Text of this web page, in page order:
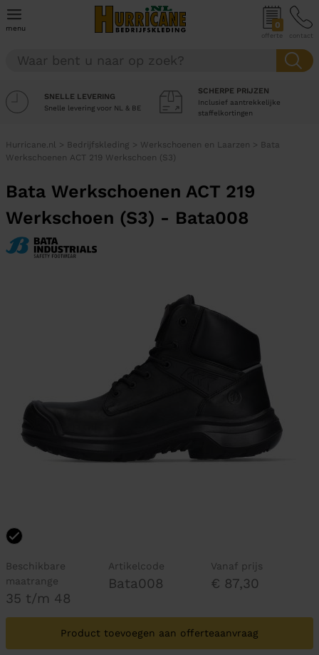
menu 0
offerte contact
SNELLE LEVERING
Snelle levering voor NL & BE
SCHERPE PRIJZEN
Inclusief aantrekkelijke
staffelkortingen
Hurricane.nl > Bedrijfskleding > Werkschoenen en Laarzen > Bata
Werkschoenen ACT 219 Werkschoen (S3)
Bata Werkschoenen ACT 219
Werkschoen (S3) - Bata008
Beschikbare
maatrange
35 t/m 48
Artikelcode
Bata008
Vanaf prijs
€ 87,30
Product toevoegen aan offerteaanvraag